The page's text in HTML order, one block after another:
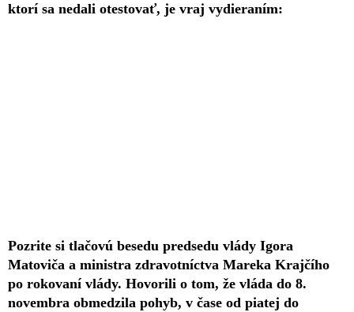
ktorí sa nedali otestovať, je vraj vydieraním:
Pozrite si tlačovú besedu predsedu vlády Igora
Matoviča a ministra zdravotníctva Mareka Krajčího
po rokovaní vlády. Hovorili o tom, že vláda do 8.
novembra obmedzila pohyb, v čase od piatej do